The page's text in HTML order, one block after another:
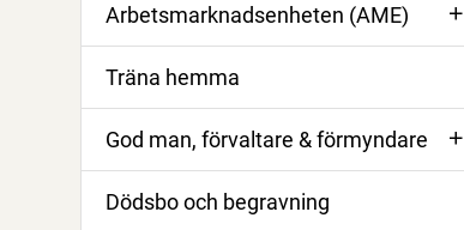
Arbetsmarknadsenheten (AME)
Träna hemma
God man, förvaltare & förmyndare
Dödsbo och begravning